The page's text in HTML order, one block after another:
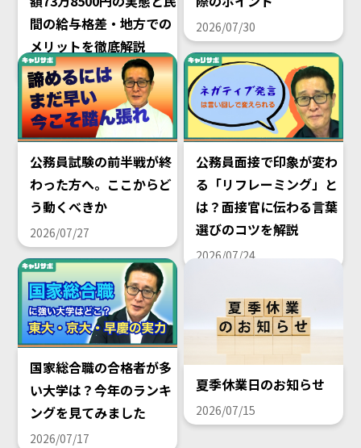
間の給与格差・地方での
メリットを徹底解説
2026/08/02
2026/07/30
公務員試験の前半戦が終
わった方へ。ここからど
う動くべきか
2026/07/27
公務員面接で印象が変わ
る「リフレーミング」と
は？面接官に伝わる言葉
選びのコツを解説
2026/07/24
国家総合職の合格者が多
い大学は？今年のランキ
ングを見てみました
2026/07/17
夏季休業日のお知らせ
2026/07/15